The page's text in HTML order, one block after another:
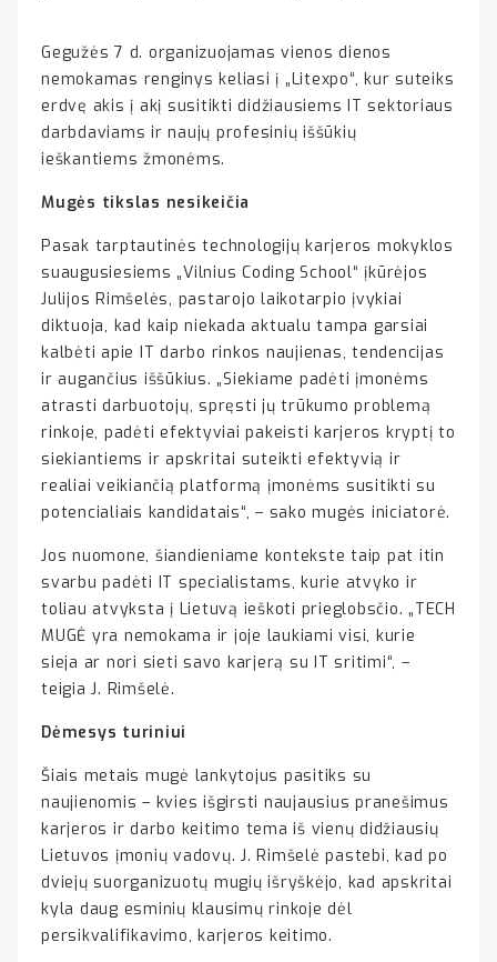
Gegužės 7 d. organizuojamas vienos dienos
nemokamas renginys keliasi į „Litexpo“, kur suteiks
erdvę akis į akį susitikti didžiausiems IT sektoriaus
darbdaviams ir naujų profesinių iššūkių
ieškantiems žmonėms.
Mugės tikslas nesikeičia
Pasak tarptautinės technologijų karjeros mokyklos
suaugusiesiems „Vilnius Coding School“ įkūrėjos
Julijos Rimšelės, pastarojo laikotarpio įvykiai
diktuoja, kad kaip niekada aktualu tampa garsiai
kalbėti apie IT darbo rinkos naujienas, tendencijas
ir augančius iššūkius. „Siekiame padėti įmonėms
atrasti darbuotojų, spręsti jų trūkumo problemą
rinkoje, padėti efektyviai pakeisti karjeros kryptį to
siekiantiems ir apskritai suteikti efektyvią ir
realiai veikiančią platformą įmonėms susitikti su
potencialiais kandidatais“, – sako mugės iniciatorė.
Jos nuomone, šiandieniame kontekste taip pat itin
svarbu padėti IT specialistams, kurie atvyko ir
toliau atvyksta į Lietuvą ieškoti prieglobsčio. „TECH
MUGĖ yra nemokama ir joje laukiami visi, kurie
sieja ar nori sieti savo karjerą su IT sritimi“, –
teigia J. Rimšelė.
Dėmesys turiniui
Šiais metais mugė lankytojus pasitiks su
naujienomis – kvies išgirsti naujausius pranešimus
karjeros ir darbo keitimo tema iš vienų didžiausių
Lietuvos įmonių vadovų. J. Rimšelė pastebi, kad po
dviejų suorganizuotų mugių išryškėjo, kad apskritai
kyla daug esminių klausimų rinkoje dėl
persikvalifikavimo, karjeros keitimo.